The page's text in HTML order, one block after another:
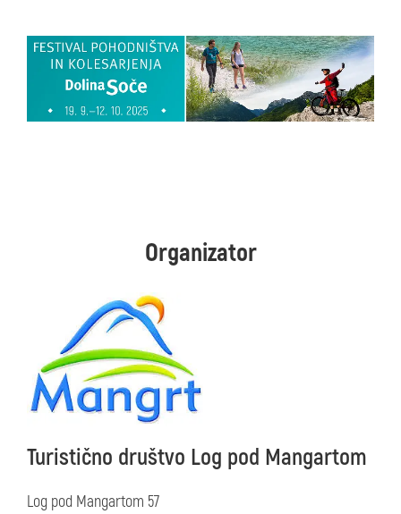
Organizator
Turistično društvo Log pod Mangartom
Log pod Mangartom 57